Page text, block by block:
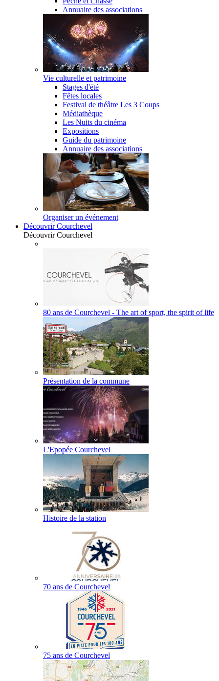
Annuaire des associations
Vie culturelle et patrimoine
Stages d'été
Fêtes locales
Festival de théâtre Les 3 Coups
Médiathèque
Les Nuits du cinéma
Expositions
Guide du patrimoine
Annuaire des associations
Organiser un événement
Découvrir Courchevel
Découvrir Courchevel
80 ans de Courchevel - The art of sport, the spirit of life
Présentation de la commune
L'Epopée Courchevel
Histoire de la station
70 ans de Courchevel
75 ans de Courchevel